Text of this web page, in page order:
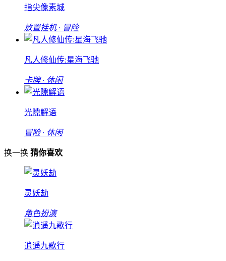
指尖像素城
放置挂机 · 冒险
凡人修仙传:星海飞驰
卡牌 · 休闲
光隙解语
冒险 · 休闲
换一换 猜你喜欢
灵妖劫
角色扮演
逍遥九歌行